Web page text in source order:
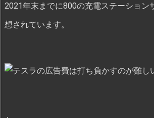
2021年末までに800の充電ステーション
想されています。